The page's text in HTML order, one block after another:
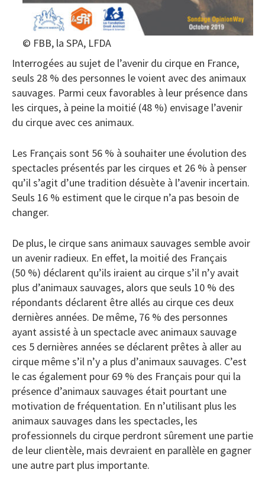
© FBB, la SPA, LFDA
Interrogées au sujet de l’avenir du cirque en France,
seuls 28 % des personnes le voient avec des animaux
sauvages. Parmi ceux favorables à leur présence dans
les cirques, à peine la moitié (48 %) envisage l’avenir
du cirque avec ces animaux.
Les Français sont 56 % à souhaiter une évolution des
spectacles présentés par les cirques et 26 % à penser
qu’il s’agit d’une tradition désuète à l’avenir incertain.
Seuls 16 % estiment que le cirque n’a pas besoin de
changer.
De plus, le cirque sans animaux sauvages semble avoir
un avenir radieux. En effet, la moitié des Français
(50 %) déclarent qu’ils iraient au cirque s’il n’y avait
plus d’animaux sauvages, alors que seuls 10 % des
répondants déclarent être allés au cirque ces deux
dernières années. De même, 76 % des personnes
ayant assisté à un spectacle avec animaux sauvage
ces 5 dernières années se déclarent prêtes à aller au
cirque même s’il n’y a plus d’animaux sauvages. C’est
le cas également pour 69 % des Français pour qui la
présence d’animaux sauvages était pourtant une
motivation de fréquentation. En n’utilisant plus les
animaux sauvages dans les spectacles, les
professionnels du cirque perdront sûrement une partie
de leur clientèle, mais devraient en parallèle en gagner
une autre part plus importante.